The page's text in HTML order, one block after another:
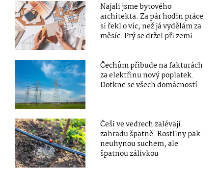
Najali jsme bytového
architekta. Za pár hodin práce
si řekl o víc, než já vydělám za
měsíc. Prý se držel při zemi
Čechům přibude na fakturách
za elektřinu nový poplatek.
Dotkne se všech domácností
Češi ve vedrech zalévají
zahradu špatně. Rostliny pak
neuhynou suchem, ale
špatnou zálivkou